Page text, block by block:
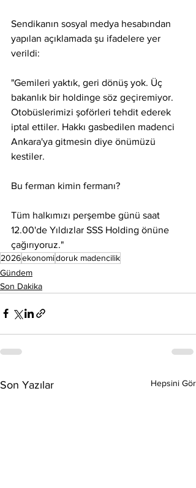
Sendikanın sosyal medya hesabından
yapılan açıklamada şu ifadelere yer
verildi:
"Gemileri yaktık, geri dönüş yok. Üç
bakanlık bir holdinge söz geçiremiyor.
Otobüslerimizi şoförleri tehdit ederek
iptal ettiler. Hakkı gasbedilen madenci
Ankara'ya gitmesin diye önümüzü
kestiler.
Bu ferman kimin fermanı?
Tüm halkımızı perşembe günü saat
12.00'de Yıldızlar SSS Holding önüne
çağırıyoruz."
2026ekonomidoruk madencilik
Gündem
Son Dakika
Son Yazılar Hepsini Gör